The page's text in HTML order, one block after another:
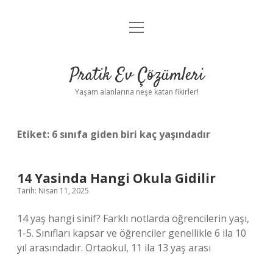
Anasayfa
Yasal Uyarı
menüyü
Pratik Ev Çözümleri
Yaşam alanlarına neşe katan fikirler!
Etiket: 6 sınıfa giden biri kaç yaşındadır
14 Yasinda Hangi Okula Gidilir
Tarih: Nisan 11, 2025
14 yaş hangi sinif? Farklı notlarda öğrencilerin yaşı,
1-5. Sınıfları kapsar ve öğrenciler genellikle 6 ila 10
yıl arasındadır. Ortaokul, 11 ila 13 yaş arası